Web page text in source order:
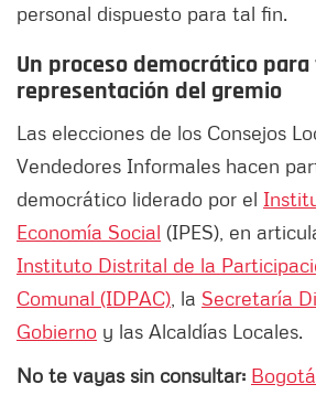
personal dispuesto para tal fin.
Un proceso democrático
representación del gremio
Las elecciones de los Consejos
Vendedores Informales hacen
democrático liderado por el
Economía Social (IPES), en
Instituto Distrital de la
Comunal (IDPAC) , la Secretaría
Gobierno y las Alcaldías Locales.
No te vayas sin consultar: